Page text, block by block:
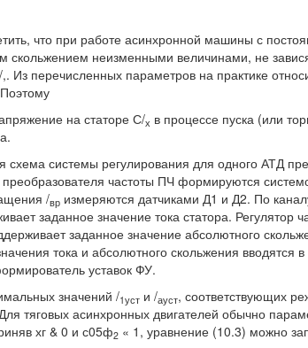
что при работе асинхронной машины с
скольжением неизменными величинами, не
/,. Из перечисленных параметров на практике
на статоре С/х в процессе пуска (или
схема системы регулирования для одного АТД
преобразователя частоты ПЧ формируются
/вр измеряются датчиками Д1 и Д2. По
заданное значение тока статора. Регулятор
заданное значение абсолютного
тока и абсолютного скольжения вводятся
уставок ФУ.
значений /1уст и /ауст, соответствующих
тяговых асинхронных двигателей обычно
хг & 0 и с05ф2 « 1, уравнение (10.3) можно